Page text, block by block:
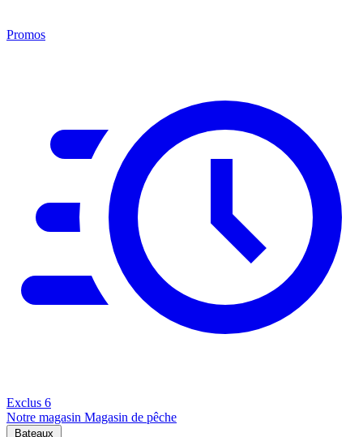
Promos
Exclus 6
Notre magasin Magasin de pêche
Bateaux